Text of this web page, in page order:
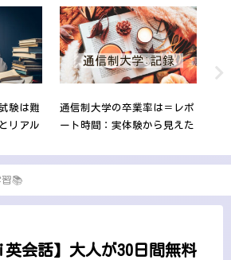
験は難
リアル
通信制大学の卒業率は＝レポ
ート時間：実体験から見えた
習📚
英会話】大人が30日間無料